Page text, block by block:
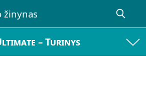
– Turinys